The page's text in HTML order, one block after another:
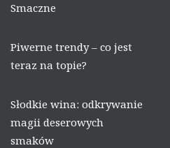
Smaczne
Piwerne trendy – co jest
teraz na topie?
Słodkie wina: odkrywanie
magii deserowych
smaków